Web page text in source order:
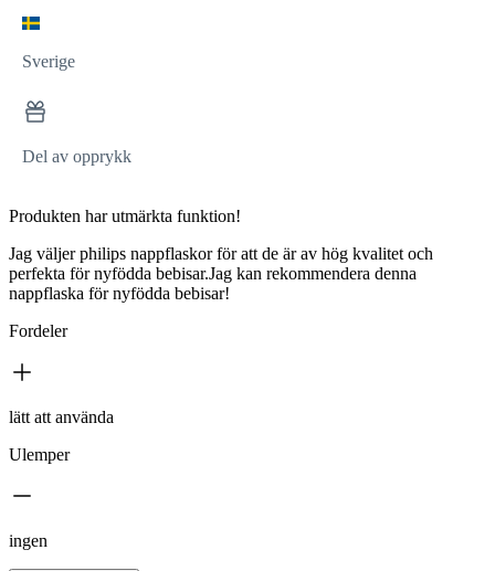
Sverige
Del av opprykk
Produkten har utmärkta funktion!
Jag väljer philips nappflaskor för att de är av hög kvalitet och
perfekta för nyfödda bebisar.Jag kan rekommendera denna
nappflaska för nyfödda bebisar!
Fordeler
lätt att använda
Ulemper
ingen